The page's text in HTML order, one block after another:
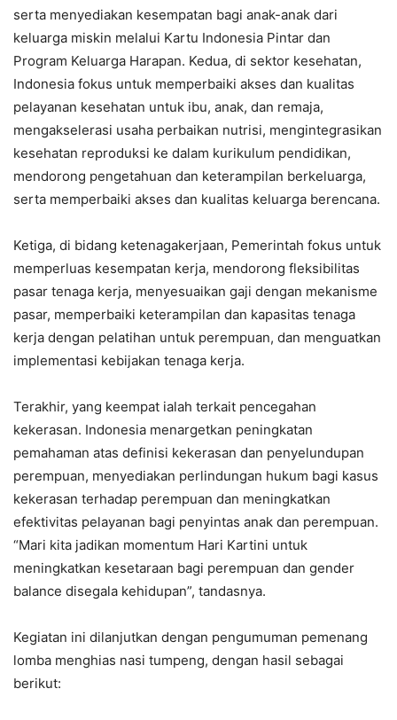
serta menyediakan kesempatan bagi anak-anak dari
keluarga miskin melalui Kartu Indonesia Pintar dan
Program Keluarga Harapan. Kedua, di sektor kesehatan,
Indonesia fokus untuk memperbaiki akses dan kualitas
pelayanan kesehatan untuk ibu, anak, dan remaja,
mengakselerasi usaha perbaikan nutrisi, mengintegrasikan
kesehatan reproduksi ke dalam kurikulum pendidikan,
mendorong pengetahuan dan keterampilan berkeluarga,
serta memperbaiki akses dan kualitas keluarga berencana.
Ketiga, di bidang ketenagakerjaan, Pemerintah fokus untuk
memperluas kesempatan kerja, mendorong fleksibilitas
pasar tenaga kerja, menyesuaikan gaji dengan mekanisme
pasar, memperbaiki keterampilan dan kapasitas tenaga
kerja dengan pelatihan untuk perempuan, dan menguatkan
implementasi kebijakan tenaga kerja.
Terakhir, yang keempat ialah terkait pencegahan
kekerasan. Indonesia menargetkan peningkatan
pemahaman atas definisi kekerasan dan penyelundupan
perempuan, menyediakan perlindungan hukum bagi kasus
kekerasan terhadap perempuan dan meningkatkan
efektivitas pelayanan bagi penyintas anak dan perempuan.
“Mari kita jadikan momentum Hari Kartini untuk
meningkatkan kesetaraan bagi perempuan dan gender
balance disegala kehidupan”, tandasnya.
Kegiatan ini dilanjutkan dengan pengumuman pemenang
lomba menghias nasi tumpeng, dengan hasil sebagai
berikut: